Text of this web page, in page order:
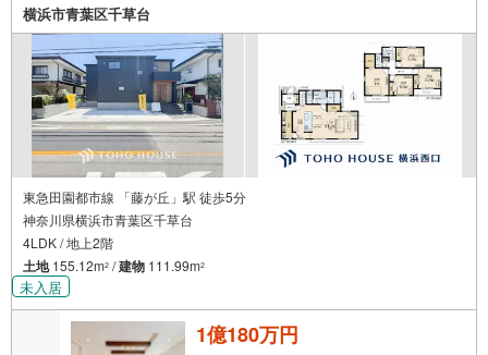
横浜市青葉区千草台
東急田園都市線 「藤が丘」駅 徒歩5分
神奈川県横浜市青葉区千草台
4LDK / 地上2階
土地155.12m2 /建物 111.99m2
未入居
1億180万円